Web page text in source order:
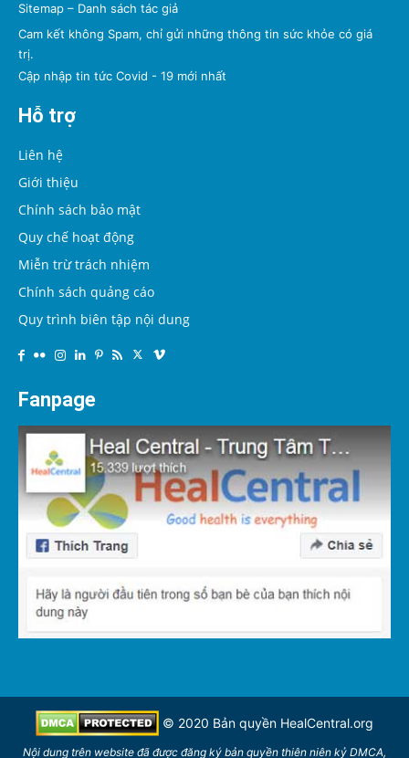
Sitemap – Danh sách tác giả
Cam kết không Spam, chỉ gửi những thông tin sức khỏe có giá
trị.
Cập nhập tin tức Covid - 19 mới nhất
Hỗ trợ
Liên hệ
Giới thiệu
Chính sách bảo mật
Quy chế hoạt động
Miễn trừ trách nhiệm
Chính sách quảng cáo
Quy trình biên tập nội dung
Fanpage
© 2020 Bản quyền HealCentral.org
Nội dung trên website đã được đăng ký bản quyền thiên niên kỷ DMCA,